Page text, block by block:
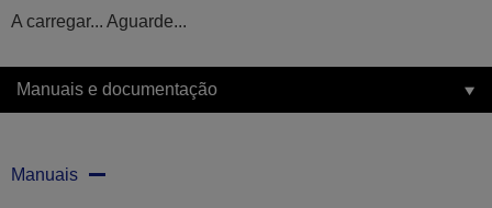
A carregar... Aguarde...
Manuais e documentação
Manuais